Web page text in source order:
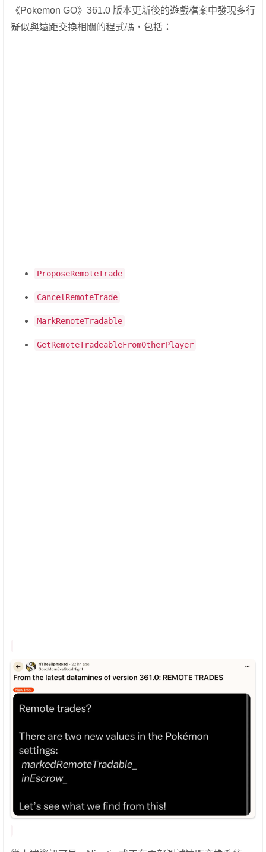
《Pokemon GO》361.0 版本更新後的遊戲檔案中發現多行
疑似與遠距交換相關的程式碼，包括：
ProposeRemoteTrade
CancelRemoteTrade
MarkRemoteTradable
GetRemoteTradeableFromOtherPlayer